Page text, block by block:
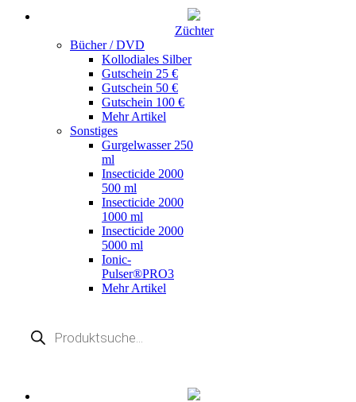
Züchter
Bücher / DVD
Kollodiales Silber
Gutschein 25 €
Gutschein 50 €
Gutschein 100 €
Mehr Artikel
Sonstiges
Gurgelwasser 250
ml
Insecticide 2000
500 ml
Insecticide 2000
1000 ml
Insecticide 2000
5000 ml
Ionic-
Pulser®PRO3
Mehr Artikel
search